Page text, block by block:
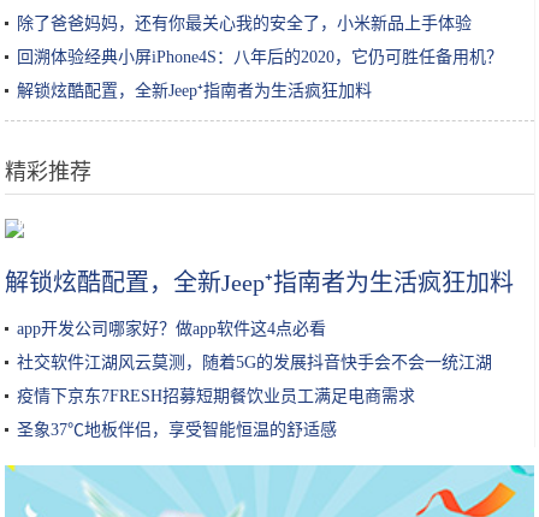
除了爸爸妈妈，还有你最关心我的安全了，小米新品上手体验
回溯体验经典小屏iPhone4S：八年后的2020，它仍可胜任备用机？
解锁炫酷配置，全新Jeep⁺指南者为生活疯狂加料
精彩推荐
两广地区互为邻居，广东经济发展超越广西，游客数量却远不及广西
解锁炫酷配置，全新Jeep⁺指南者为生活疯狂加料
app开发公司哪家好？做app软件这4点必看
社交软件江湖风云莫测，随着5G的发展抖音快手会不会一统江湖
疫情下京东7FRESH招募短期餐饮业员工满足电商需求
圣象37℃地板伴侣，享受智能恒温的舒适感